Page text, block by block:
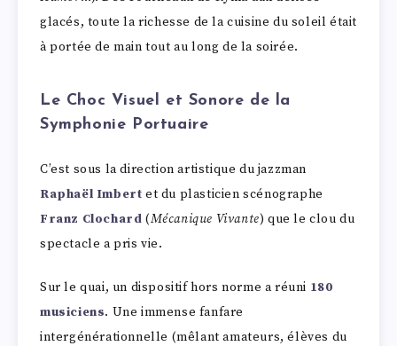
glacés, toute la richesse de la cuisine du soleil était
à portée de main tout au long de la soirée.
Le Choc Visuel et Sonore de la
Symphonie Portuaire
C’est sous la direction artistique du jazzman
Raphaël Imbert et du plasticien scénographe
Franz Clochard (Mécanique Vivante) que le clou du
spectacle a pris vie.
Sur le quai, un dispositif hors norme a réuni 180
musiciens. Une immense fanfare
intergénérationnelle (mêlant amateurs, élèves du